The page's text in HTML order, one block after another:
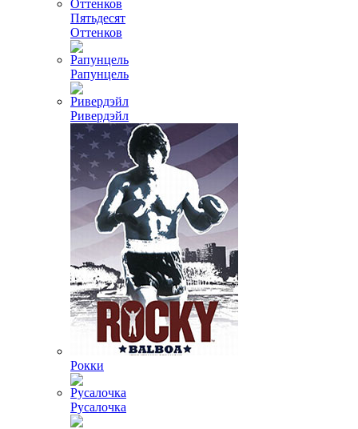
Пятьдесят
Оттенков
Рапунцель
Ривердэйл
Рокки
Русалочка